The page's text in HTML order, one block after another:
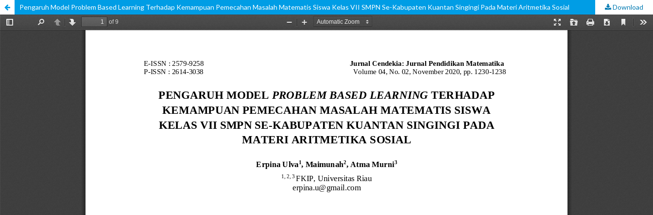
Pengaruh Model Problem Based Learning Terhadap Kemampuan Pemecahan Masalah Matematis Siswa Kelas VII SMPN Se-Kabupaten Kuantan Singingi Pada Materi Aritmetika Sosial Download